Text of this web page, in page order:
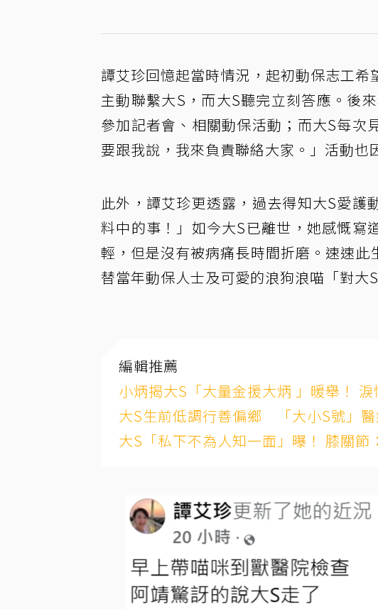
譚艾珍回憶起當時情況，起初動保志工
主動聯繫大S，而大S聽完立刻答應。後
參加記者會、相關動保活動；而大S每次
要跟我說，我來負責聯絡大家。」活動也
此外，譚艾珍更透露，過去得知大S愛
料中的事！」如今大S已離世，她感慨寫
輕，但是沒有被病痛長時間折磨。速速
替當年動保人士及可愛的浪狗浪喵「對大
編輯推薦
小炳揭大S「大量金援大炳 」暖舉！
大S生前低調行善偏鄉 「大小S號」
大S「私下不為人知一面」曝！ 膝關節